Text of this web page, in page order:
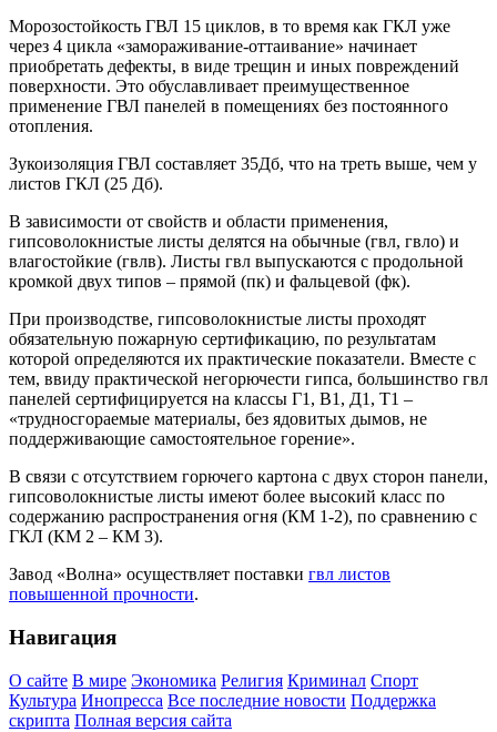
Морозостойкость ГВЛ 15 циклов, в то время как ГКЛ уже
через 4 цикла «замораживание-оттаивание» начинает
приобретать дефекты, в виде трещин и иных повреждений
поверхности. Это обуславливает преимущественное
применение ГВЛ панелей в помещениях без постоянного
отопления.
Зукоизоляция ГВЛ составляет 35Дб, что на треть выше, чем у
листов ГКЛ (25 Дб).
В зависимости от свойств и области применения,
гипсоволокнистые листы делятся на обычные (гвл, гвло) и
влагостойкие (гвлв). Листы гвл выпускаются с продольной
кромкой двух типов – прямой (пк) и фальцевой (фк).
При производстве, гипсоволокнистые листы проходят
обязательную пожарную сертификацию, по результатам
которой определяются их практические показатели. Вместе с
тем, ввиду практической негорючести гипса, большинство гвл
панелей сертифицируется на классы Г1, В1, Д1, Т1 –
«трудносгораемые материалы, без ядовитых дымов, не
поддерживающие самостоятельное горение».
В связи с отсутствием горючего картона с двух сторон панели,
гипсоволокнистые листы имеют более высокий класс по
содержанию распространения огня (КМ 1-2), по сравнению с
ГКЛ (КМ 2 – КМ 3).
Завод «Волна» осуществляет поставки гвл листов
повышенной прочности.
Навигация
О сайте В мире Экономика Религия Криминал Спорт
Культура Инопресса Все последние новости Поддержка
скрипта Полная версия сайта